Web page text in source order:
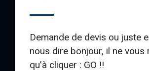
Demande de devis ou juste
nous dire bonjour, il ne vous
qu’à cliquer : GO !!